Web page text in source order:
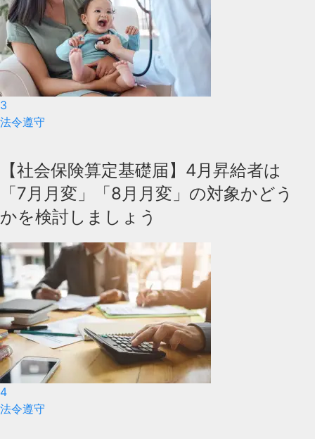
3
法令遵守
【社会保険算定基礎届】4月昇給者は
「7月月変」「8月月変」の対象かどう
かを検討しましょう
4
法令遵守